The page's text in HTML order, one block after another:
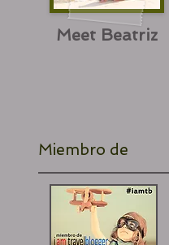
Meet Beatriz
Miembro de